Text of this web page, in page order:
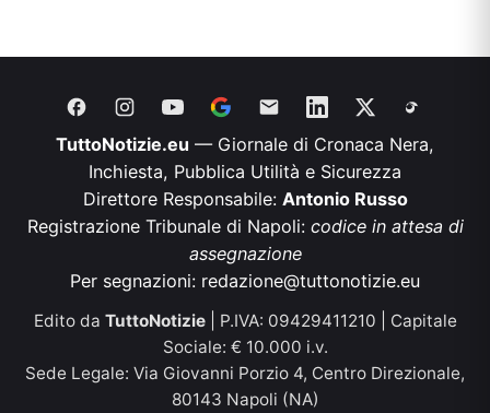
TuttoNotizie.eu — Giornale di Cronaca Nera,
Inchiesta, Pubblica Utilità e Sicurezza
Direttore Responsabile: Antonio Russo
Registrazione Tribunale di Napoli: codice in attesa di
assegnazione
Per segnazioni: redazione@tuttonotizie.eu
Edito da TuttoNotizie
| P.IVA: 09429411210 | Capitale
Sociale: € 10.000 i.v.
Sede Legale: Via Giovanni Porzio 4, Centro Direzionale,
80143 Napoli (NA)